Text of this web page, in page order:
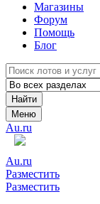
Магазины
Форум
Помощь
Блог
Найти
Меню
Au.ru
Au.ru
Разместить
Разместить